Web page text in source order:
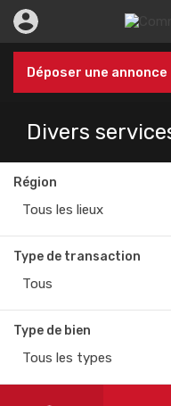
Déposer une annonce
Divers
Région
Tous les lieux
Type de transaction
Tous
Type de bien
Tous les types